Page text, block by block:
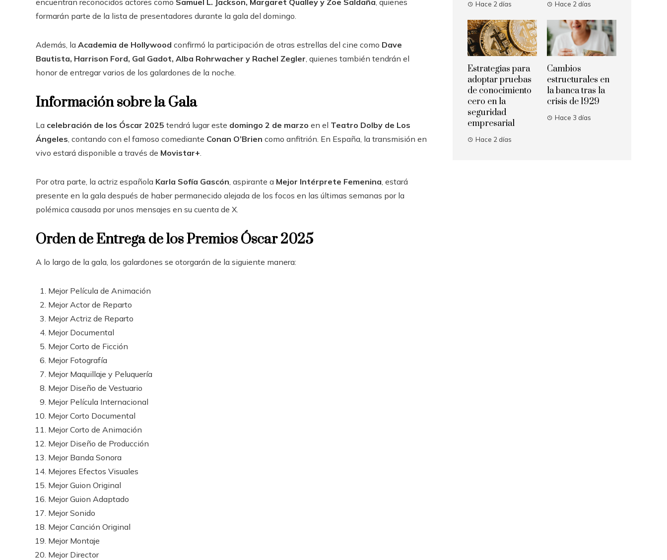
formarán parte de la lista de presentadores durante la gala del domingo.
Además, la Academia de Hollywood confirmó la participación de otras estrellas del cine como Dave
Bautista, Harrison Ford, Gal Gadot, Alba Rohrwacher y Rachel Zegler , quienes también tendrán el
honor de entregar varios de los galardones de la noche.
Información sobre la Gala
La celebración de los Óscar 2025 tendrá lugar este domingo 2 de marzo en el Teatro Dolby de Los
Ángeles , contando con el famoso comediante Conan O’Brien como anfitrión. En España, la transmisión en
vivo estará disponible a través de Movistar+
Por otra parte, la actriz española Karla Sofía Gascón , aspirante a Mejor Intérprete Femenina , estará
presente en la gala después de haber permanecido alejada de los focos en las últimas semanas por la
polémica causada por unos mensajes en su cuenta de X.
Orden de Entrega de los Premios Óscar 2025
A lo largo de la gala, los galardones se otorgarán de la siguiente manera:
Mejor Película de Animación
Mejor Actor de Reparto
Mejor Actriz de Reparto
Mejor Documental
Mejor Corto de Ficción
Mejor Fotografía
Mejor Maquillaje y Peluquería
Mejor Diseño de Vestuario
Mejor Película Internacional
Mejor Corto Documental
Mejor Corto de Animación
Mejor Diseño de Producción
Mejor Banda Sonora
Mejores Efectos Visuales
Mejor Guion Original
Mejor Guion Adaptado
Mejor Sonido
Mejor Canción Original
Mejor Montaje
Mejor Director
Hace 2 días Hace 2 días
Estrategias para
adoptar pruebas
de conocimiento
cero en la
seguridad
empresarial
Hace 2 días
Cambios
estructurales en
la banca tras la
crisis de 1929
Hace 3 días